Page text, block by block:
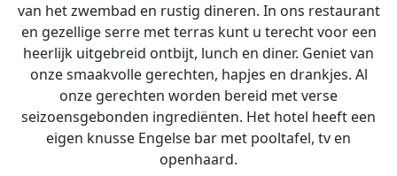
van het zwembad en rustig dineren. In ons restaurant
en gezellige serre met terras kunt u terecht voor een
heerlijk uitgebreid ontbijt, lunch en diner. Geniet van
onze smaakvolle gerechten, hapjes en drankjes. Al
onze gerechten worden bereid met verse
seizoensgebonden ingrediënten. Het hotel heeft een
eigen knusse Engelse bar met pooltafel, tv en
openhaard.